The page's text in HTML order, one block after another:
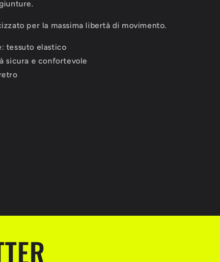
per la massima libertà di movimento.
tessuto elastico
sicura e confortevole